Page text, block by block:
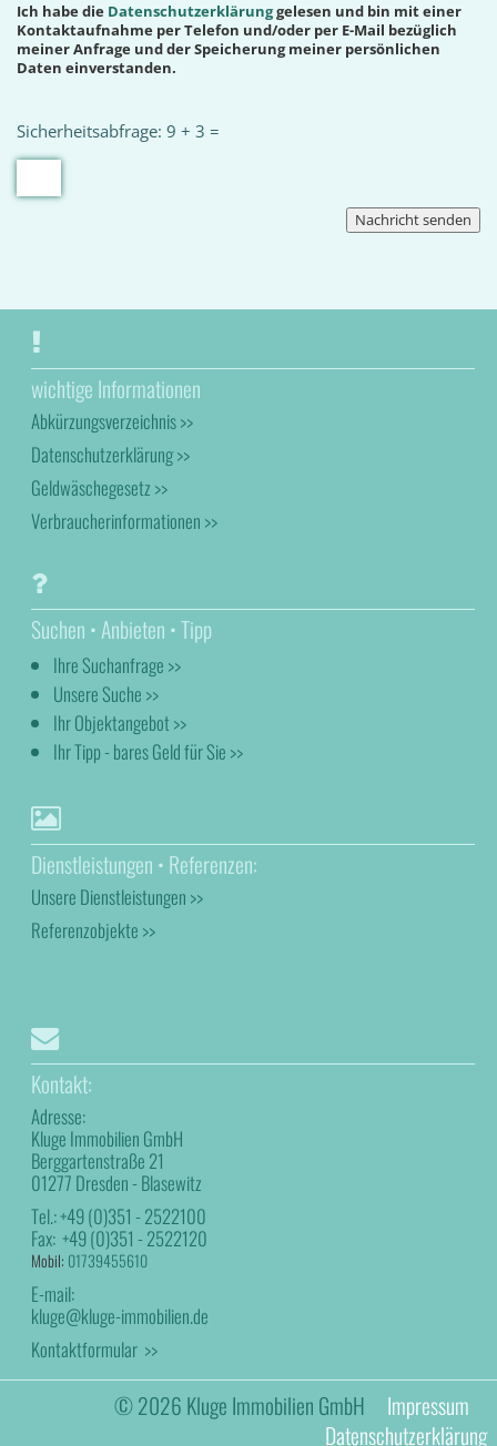
Ich habe die Datenschutzerklärunggelesen und bin mit einer
Kontaktaufnahme per Telefon und/oder per E-Mail bezüglich
meiner Anfrage und der Speicherung meiner persönlichen
Daten einverstanden.
Sicherheitsabfrage: 9 + 3 =
wichtige Informationen
Abkürzungsverzeichnis >>
Datenschutzerklärung >>
Geldwäschegesetz >>
Verbraucherinformationen >>
Suchen • Anbieten • Tipp
Ihre Suchanfrage >>
Unsere Suche >>
Ihr Objektangebot >>
Ihr Tipp - bares Geld für Sie >>
Dienstleistungen • Referenzen:
Unsere Dienstleistungen >>
Referenzobjekte >>
Kontakt:
Adresse:
Kluge Immobilien GmbH
Berggartenstraße 21
01277 Dresden - Blasewitz
Tel.:+49 (0)351 - 2522100
Fax:+49 (0)351 - 2522120
Mobil: 01739455610
E-mail:
kluge@kluge-immobilien.de
Kontaktformular >>
© 2026 Kluge Immobilien GmbH Impressum
Datenschutzerklärung